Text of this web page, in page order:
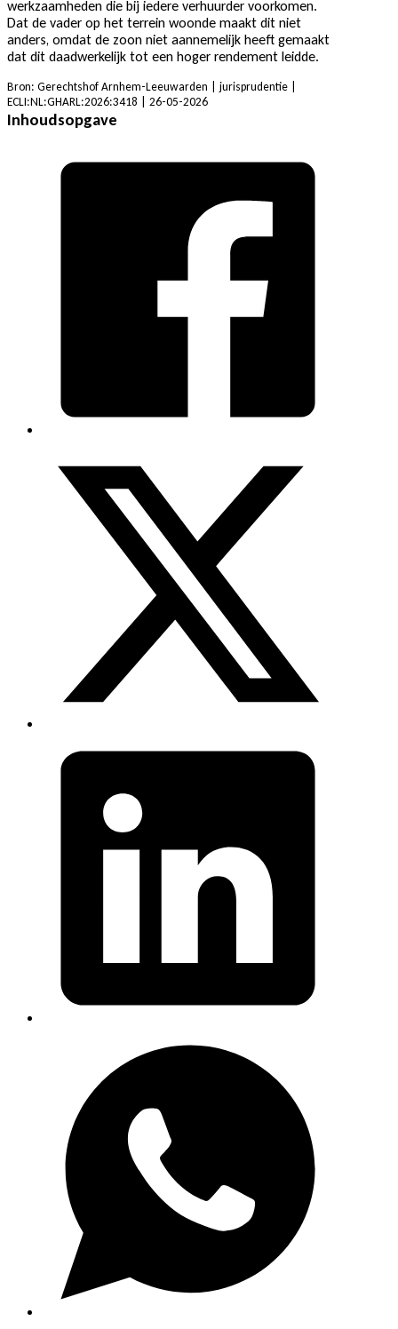
werkzaamheden die bij iedere verhuurder voorkomen.
Dat de vader op het terrein woonde maakt dit niet
anders, omdat de zoon niet aannemelijk heeft gemaakt
dat dit daadwerkelijk tot een hoger rendement leidde.
Bron: Gerechtshof Arnhem-Leeuwarden | jurisprudentie |
ECLI:NL:GHARL:2026:3418 | 26-05-2026
Inhoudsopgave